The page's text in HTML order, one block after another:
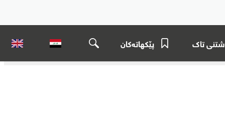
تاک پێکهاتەکان